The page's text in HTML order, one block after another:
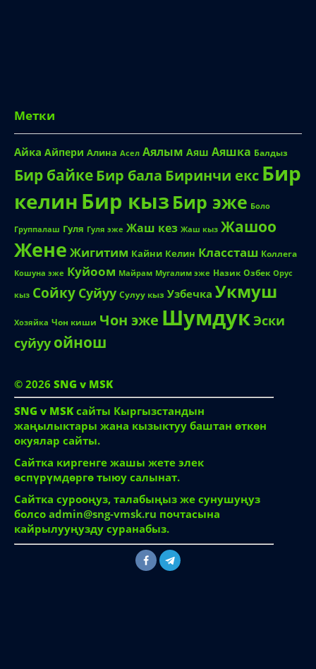
Метки
Айка Айпери Алина Асел Аялым Аяш Аяшка Балдыз
Бир байкеБир бала Биринчи екс Бир
келин Бир кыз Бир эже Боло
Группалаш Гуля Гуля эже Жаш кез Жаш кыз Жашоо
Жене Жигитим Кайни Келин Классташ Коллега
Кошуна эже Куйоом Майрам Мугалим эже Назик Озбек Орус
кыз Сойку Суйуу Сулуу кыз Узбечка Укмуш
Хозяйка Чон киши Чон эже Шумдук Эски
суйуу ойнош
© 2026 SNG v MSK
SNG v MSK сайты Кыргызстандын
жаңылыктары жана кызыктуу баштан өткөн
окуялар сайты.
Сайтка киргенге жашы жете элек
өспүрүмдөргө тыюу салынат.
Сайтка сурооңуз, талабыңыз же сунушуңуз
болсо admin@sng-vmsk.ru почтасына
кайрылууңузду суранабыз.